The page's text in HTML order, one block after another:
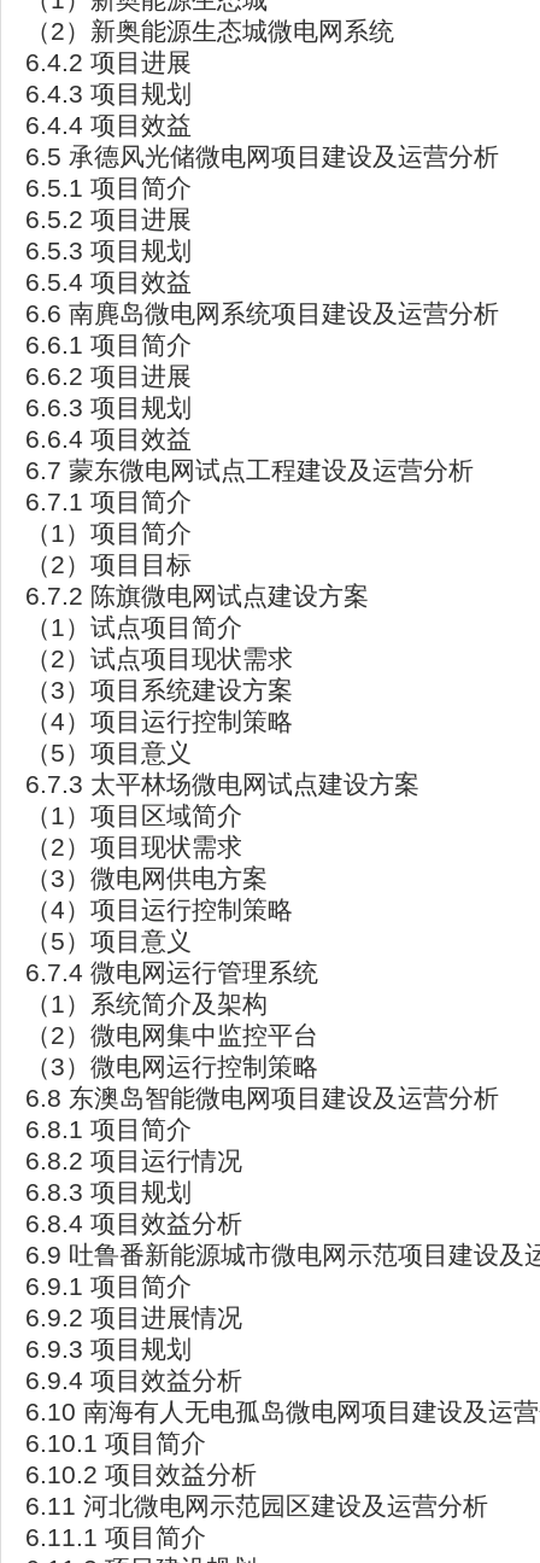
（2）新奥能源生态城微电网系统
6.4.2 项目进展
6.4.3 项目规划
6.4.4 项目效益
6.5 承德风光储微电网项目建设及运营分析
6.5.1 项目简介
6.5.2 项目进展
6.5.3 项目规划
6.5.4 项目效益
6.6 南麂岛微电网系统项目建设及运营分析
6.6.1 项目简介
6.6.2 项目进展
6.6.3 项目规划
6.6.4 项目效益
6.7 蒙东微电网试点工程建设及运营分析
6.7.1 项目简介
（1）项目简介
（2）项目目标
6.7.2 陈旗微电网试点建设方案
（1）试点项目简介
（2）试点项目现状需求
（3）项目系统建设方案
（4）项目运行控制策略
（5）项目意义
6.7.3 太平林场微电网试点建设方案
（1）项目区域简介
（2）项目现状需求
（3）微电网供电方案
（4）项目运行控制策略
（5）项目意义
6.7.4 微电网运行管理系统
（1）系统简介及架构
（2）微电网集中监控平台
（3）微电网运行控制策略
6.8 东澳岛智能微电网项目建设及运营分析
6.8.1 项目简介
6.8.2 项目运行情况
6.8.3 项目规划
6.8.4 项目效益分析
6.9 吐鲁番新能源城市微电网示范项目建设及
6.9.1 项目简介
6.9.2 项目进展情况
6.9.3 项目规划
6.9.4 项目效益分析
6.10 南海有人无电孤岛微电网项目建设及运
6.10.1 项目简介
6.10.2 项目效益分析
6.11 河北微电网示范园区建设及运营分析
6.11.1 项目简介